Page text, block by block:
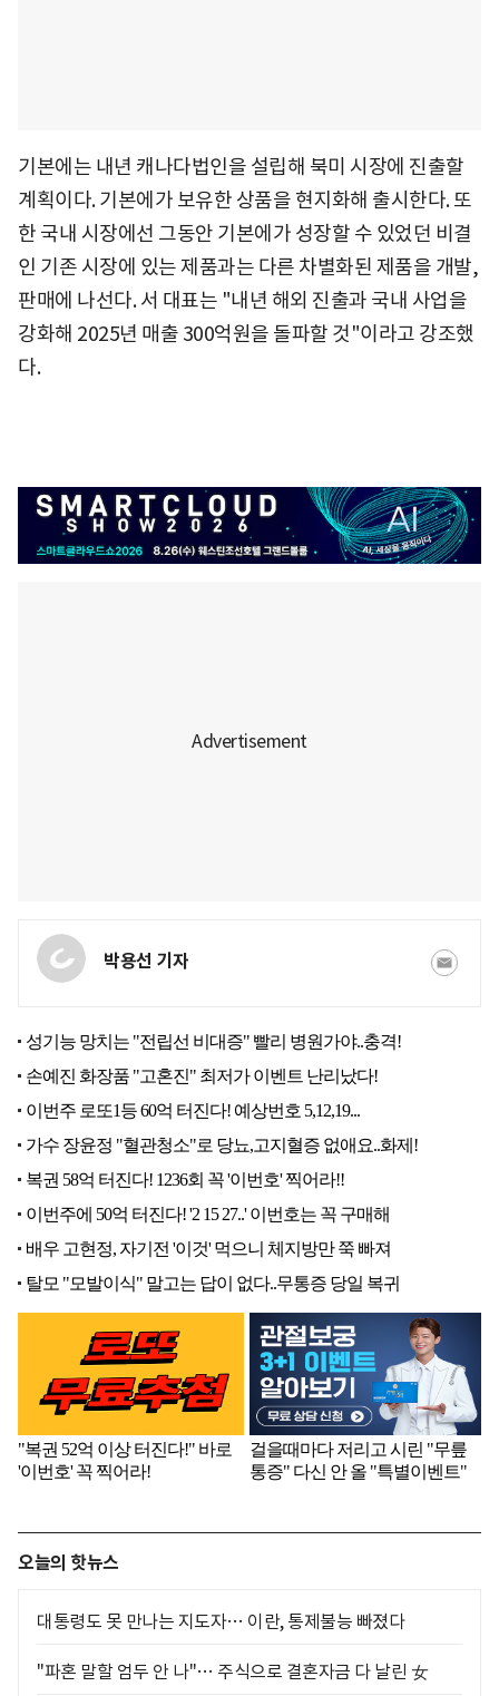
기본에는 내년 캐나다법인을 설립해 북미 시장에 진출할
계획이다. 기본에가 보유한 상품을 현지화해 출시한다. 또
한 국내 시장에선 그동안 기본에가 성장할 수 있었던 비결
인 기존 시장에 있는 제품과는 다른 차별화된 제품을 개발,
판매에 나선다. 서 대표는 "내년 해외 진출과 국내 사업을
강화해 2025년 매출 300억원을 돌파할 것"이라고 강조했
다.
박용선 기자
오늘의 핫뉴스
대통령도 못 만나는 지도자… 이란, 통제불능 빠졌다
"파혼 말할 엄두 안 나"… 주식으로 결혼자금 다 날린 女